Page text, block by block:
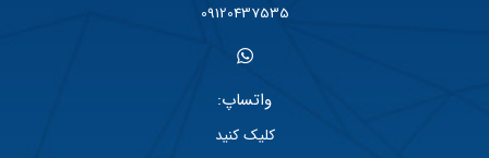
09120437535
واتساپ:
کلیک کنید